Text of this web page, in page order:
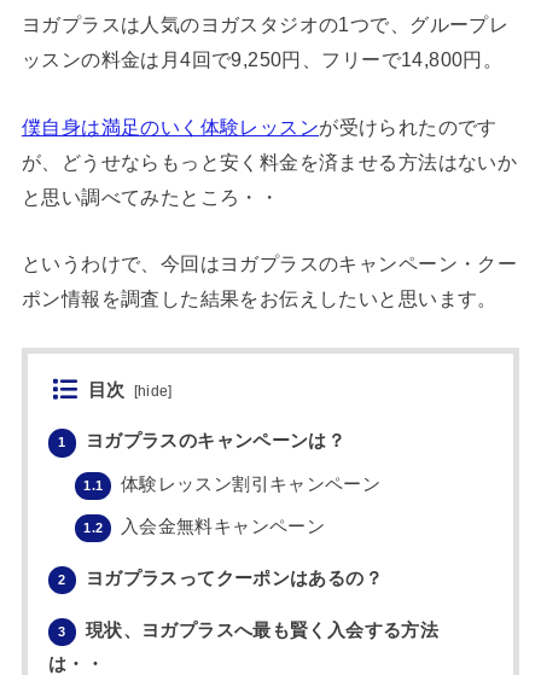
ヨガプラスは人気のヨガスタジオの1つで、グループレ
ッスンの料金は月4回で9,250円、フリーで14,800円。
僕自身は満足のいく体験レッスンが受けられたのです
が、どうせならもっと安く料金を済ませる方法はないか
と思い調べてみたところ・・
というわけで、今回はヨガプラスのキャンペーン・クー
ポン情報を調査した結果をお伝えしたいと思います。
目次 [hide]
1 ヨガプラスのキャンペーンは？
1.1 体験レッスン割引キャンペーン
1.2 入会金無料キャンペーン
2 ヨガプラスってクーポンはあるの？
3
現状、ヨガプラスへ最も賢く入会する方法
は・・